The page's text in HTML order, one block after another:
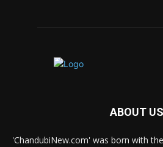
ABOUT US
'ChandubiNew.com' was born with